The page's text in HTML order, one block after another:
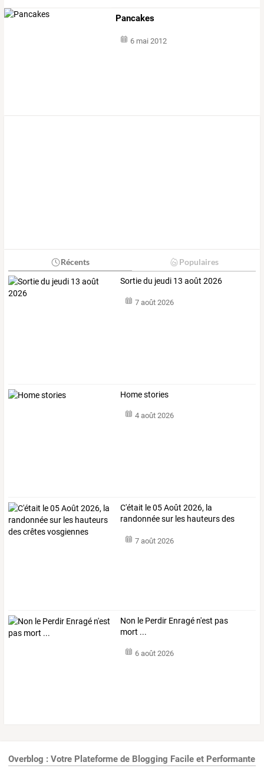
Pancakes
6 mai 2012
Récents Populaires
Sortie du jeudi 13 août 2026
7 août 2026
Home stories
4 août 2026
C'était le 05 Août 2026, la
randonnée sur les hauteurs des
7 août 2026
Non le Perdir Enragé n'est pas
mort ...
6 août 2026
Overblog : Votre Plateforme de Blogging Facile et Performante